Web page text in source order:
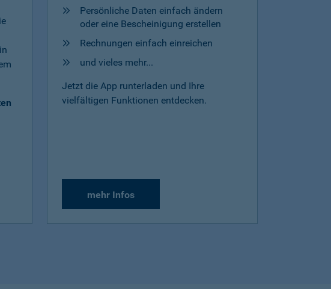
Persönliche Daten einfach ändern
oder eine Bescheinigung erstellen
Rechnungen einfach einreichen
und vieles mehr...
Jetzt die App runterladen und Ihre
vielfältigen Funktionen entdecken.
mehr Infos